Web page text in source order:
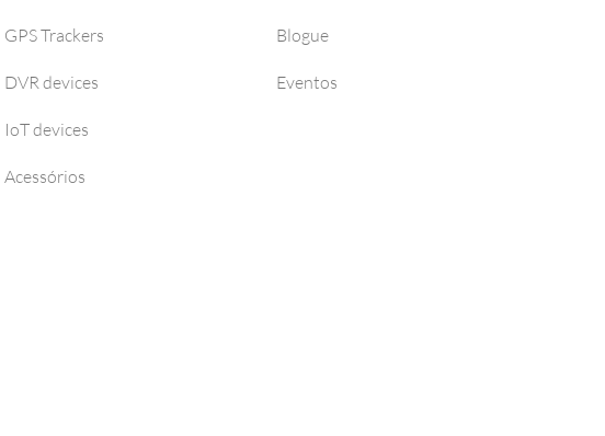
GPS Trackers
DVR devices
IoT devices
Acessórios
Blogue
Eventos